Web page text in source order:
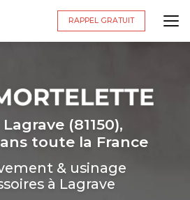
RAPPEL GRATUIT
(81150),
toute la France
& usinage
à Lagrave